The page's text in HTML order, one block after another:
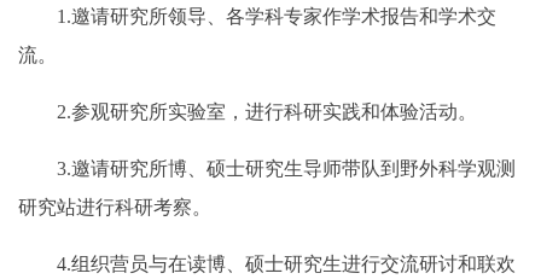
1.邀请研究所领导、各学科专家作学术报告和学术交
流。
2.参观研究所实验室，进行科研实践和体验活动。
3.邀请研究所博、硕士研究生导师带队到野外科学观测
研究站进行科研考察。
4.组织营员与在读博、硕士研究生进行交流研讨和联欢